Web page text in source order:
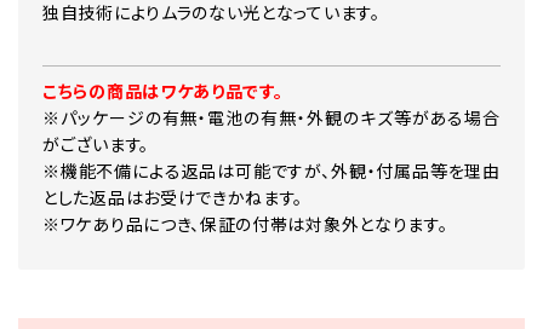
独自技術によりムラのない光となっています。
こちらの商品はワケあり品です。
※パッケージの有無・電池の有無・外観のキズ等がある場合
がございます。
※機能不備による返品は可能ですが、外観・付属品等を理由
とした返品はお受けできかねます。
※ワケあり品につき、保証の付帯は対象外となります。